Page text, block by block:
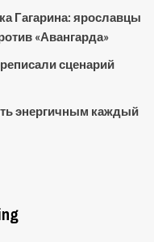
Гагарина: ярославцы
«Авангарда»
сценарий
энергичным каждый